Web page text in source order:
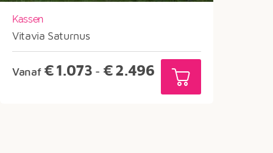
Kassen
Vitavia Saturnus
Vanaf €1.073 - €2.496 Prijsklasse:
€1.073